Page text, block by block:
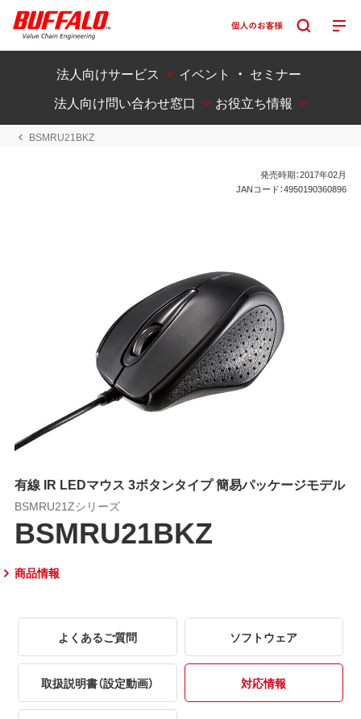
法人向けサービス
イベント ・ セミナー
法人向け問い合わせ窓口
お役立ち情報
BSMRU21BKZ
発売時期：2017年02月
JANコード：4950190360896
有線 IR LEDマウス 3ボタンタイプ 簡易パッケージモデル
BSMRU21Zシリーズ
BSMRU21BKZ
商品情報
よくあるご質問 ソフトウェア
取扱説明書（設定動画） 対応情報